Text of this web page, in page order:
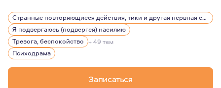
С детства я была окружена психологией — моя мама
Мой профессиональный путь начался с переезда в
Я ценю свою работу за возможность помогать людям
Странные повторяющиеся действия, тики и другая нервная симптоматика
Я подвергаюсь (подвергся) насилию
Тревога, беспокойство + 49 тем
Психодрама
Записаться